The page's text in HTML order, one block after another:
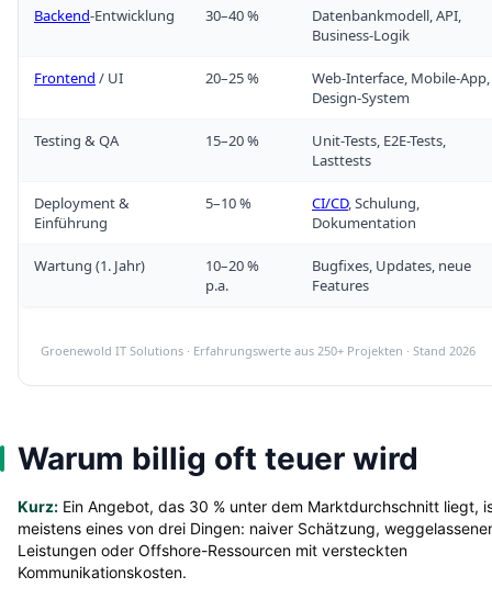
Backend-Entwicklung 30–40 %
Datenbankmodell, API,
Business-Logik
Frontend / UI 20–25 %
Web-Interface, Mobile-App,
Design-System
Testing & QA 15–20 %
Unit-Tests, E2E-Tests,
Lasttests
Deployment &
Einführung
5–10 % CI/CD, Schulung,
Dokumentation
Wartung (1. Jahr)
10–20 %
p.a.
Bugfixes, Updates, neue
Features
Groenewold IT Solutions · Erfahrungswerte aus 250+ Projekten · Stand 2026
Warum billig oft teuer wird
Kurz: Ein Angebot, das 30 % unter dem Marktdurchschnitt liegt,
meistens eines von drei Dingen: naiver Schätzung,
Leistungen oder Offshore-Ressourcen mit versteckten
Kommunikationskosten.